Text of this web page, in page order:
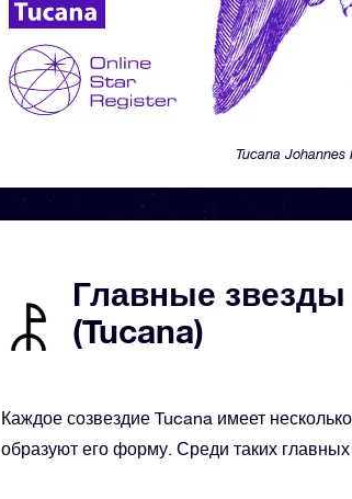
Tucana
Главные звезды
(Tucana)
Каждое созвездие Tucana имеет
образуют его форму. Среди таких главных